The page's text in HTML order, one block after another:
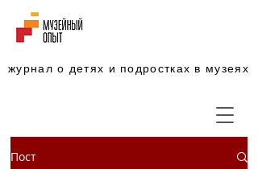
журнал о детях и подростках в музеях
Пост